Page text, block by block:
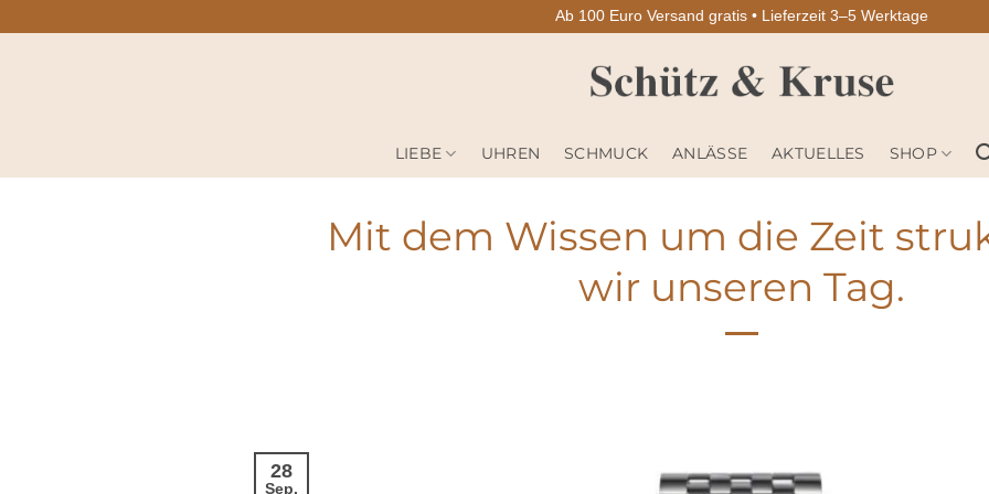
Inhalt
Ab 100 Euro Versand gratis • Lieferzeit 3–5 Werktage
LIEBE UHREN SCHMUCK ANLÄSSE AKTUELLES SHOP
Mit dem Wissen um die Zeit
wir unseren Tag.
28
Sep.